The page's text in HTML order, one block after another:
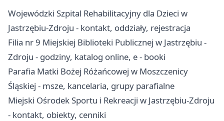
Wojewódzki Szpital Rehabilitacyjny dla Dzieci w
Jastrzębiu-Zdroju - kontakt, oddziały, rejestracja
Filia nr 9 Miejskiej Biblioteki Publicznej w Jastrzębiu -
Zdroju - godziny, katalog online, e - booki
Parafia Matki Bożej Różańcowej w Moszczenicy
Śląskiej - msze, kancelaria, grupy parafialne
Miejski Ośrodek Sportu i Rekreacji w Jastrzębiu-Zdroju
- kontakt, obiekty, cenniki